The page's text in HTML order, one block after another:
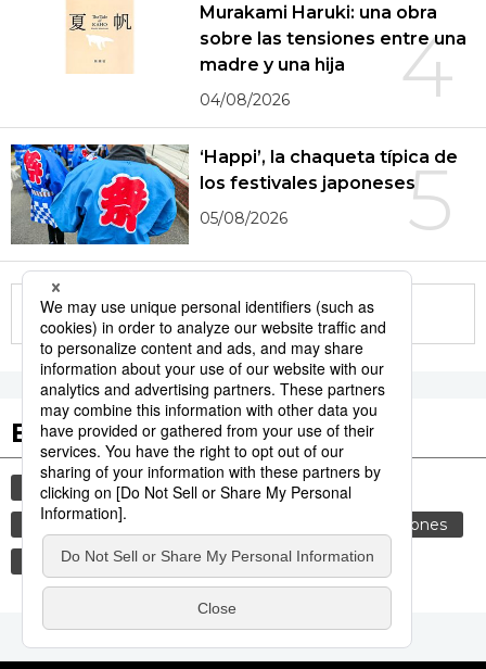
4
Murakami Haruki: una obra
sobre las tensiones entre una
madre y una hija
04/08/2026
5
‘Happi’, la chaqueta típica de
los festivales japoneses
05/08/2026
More in this series
Etiquetas destacadas
cultura gastronomía vida
comida
cortesía
tradiciones
gastronomía japonesa
modales